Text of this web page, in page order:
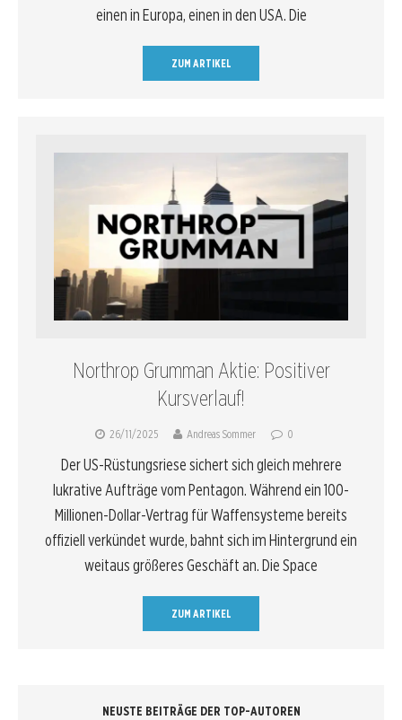
einen in Europa, einen in den USA. Die
ZUM ARTIKEL
Northrop Grumman Aktie: Positiver
Kursverlauf!
26/11/2025 Andreas Sommer 0
Der US-Rüstungsriese sichert sich gleich mehrere
lukrative Aufträge vom Pentagon. Während ein 100-
Millionen-Dollar-Vertrag für Waffensysteme bereits
offiziell verkündet wurde, bahnt sich im Hintergrund ein
weitaus größeres Geschäft an. Die Space
ZUM ARTIKEL
NEUSTE BEITRÄGE DER TOP-AUTOREN